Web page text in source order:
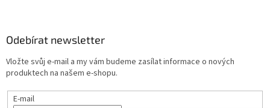
Odebírat newsletter
Vložte svůj e-mail a my vám budeme zasílat informace o nových
produktech na našem e-shopu.
E-mail